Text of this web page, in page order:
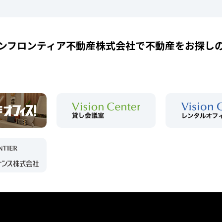
フロンティア不動産株式会社で不動産をお探し